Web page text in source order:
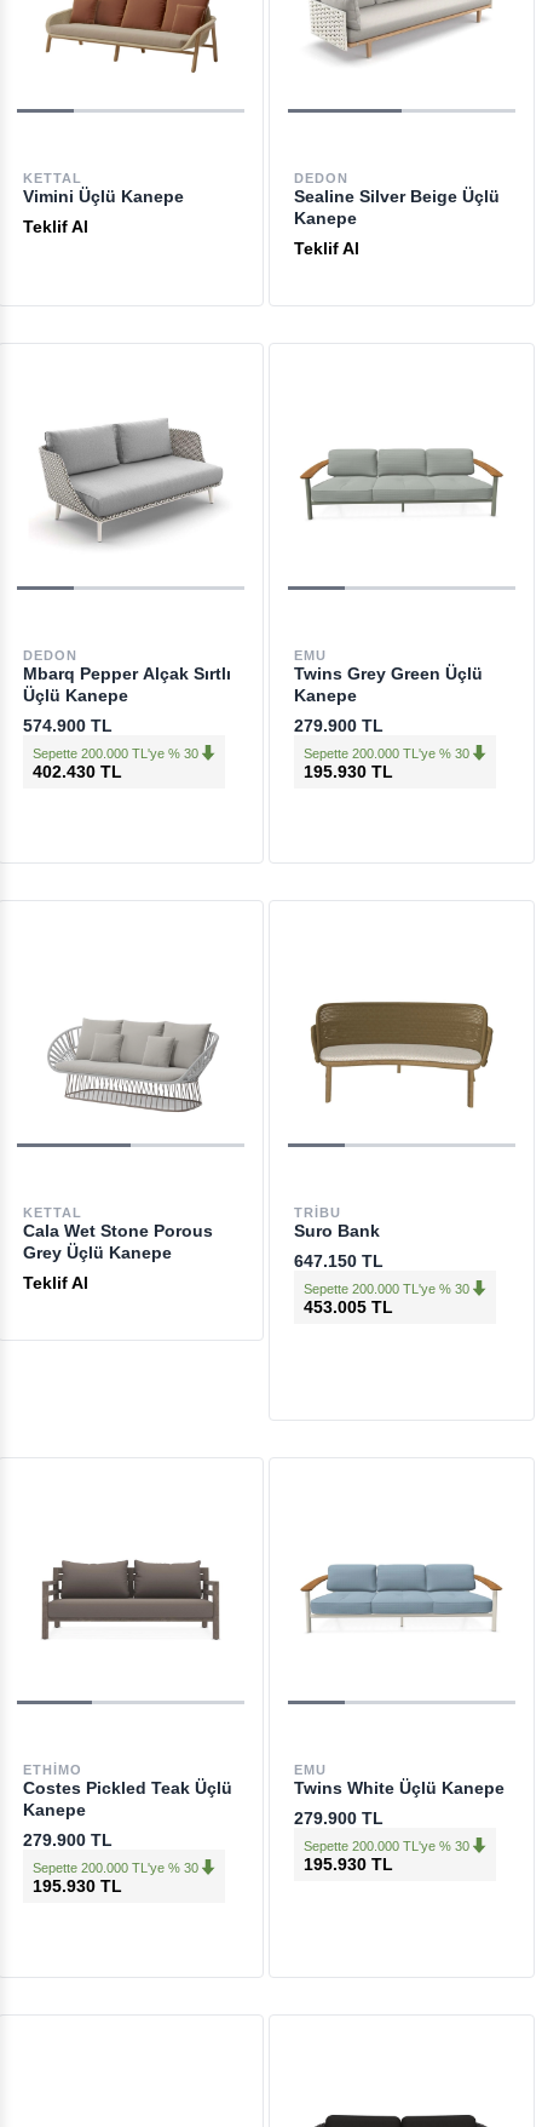
KETTAL
Vimini Üçlü Kanepe
Teklif Al
DEDON
Sealine Silver Beige Üçlü
Kanepe
Teklif Al
DEDON
Mbarq Pepper Alçak Sırtlı
Üçlü Kanepe
574.900 TL
Sepette 200.000 TL'ye % 30
402.430 TL
EMU
Twins Grey Green Üçlü
Kanepe
279.900 TL
Sepette 200.000 TL'ye % 30
195.930 TL
KETTAL
Cala Wet Stone Porous
Grey Üçlü Kanepe
Teklif Al
TRIBU
Suro Bank
647.150 TL
Sepette 200.000 TL'ye % 30
453.005 TL
ETHIMO
Costes Pickled Teak Üçlü
Kanepe
279.900 TL
Sepette 200.000 TL'ye % 30
195.930 TL
EMU
Twins White Üçlü Kanepe
279.900 TL
Sepette 200.000 TL'ye % 30
195.930 TL